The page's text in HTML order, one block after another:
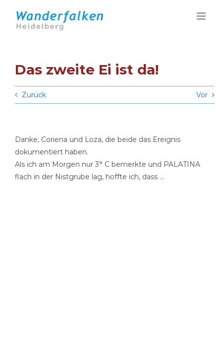
Inhalt
springen
Das zweite Ei ist da!
Zurück Vor
Danke, Coriena und Loza, die beide das Ereignis
dokumentiert haben.
Als ich am Morgen nur 3° C bemerkte und PALATINA
flach in der Nistgrube lag, hoffte ich, dass …